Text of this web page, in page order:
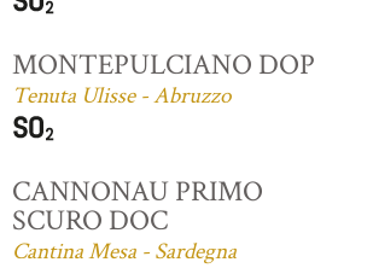
MONTEPULCIANO DOP
Tenuta Ulisse - Abruzzo
CANNONAU PRIMO
SCURO DOC
Cantina Mesa - Sardegna